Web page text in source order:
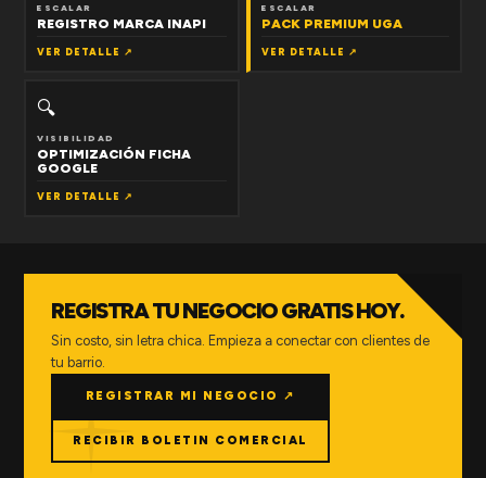
ESCALAR
REGISTRO MARCA INAPI
VER DETALLE ↗
ESCALAR
PACK PREMIUM UGA
VER DETALLE ↗
🔍
VISIBILIDAD
OPTIMIZACIÓN FICHA
GOOGLE
VER DETALLE ↗
REGISTRA TU NEGOCIO GRATIS HOY.
Sin costo, sin letra chica. Empieza a conectar con clientes de
tu barrio.
REGISTRAR MI NEGOCIO ↗
RECIBIR BOLETIN COMERCIAL